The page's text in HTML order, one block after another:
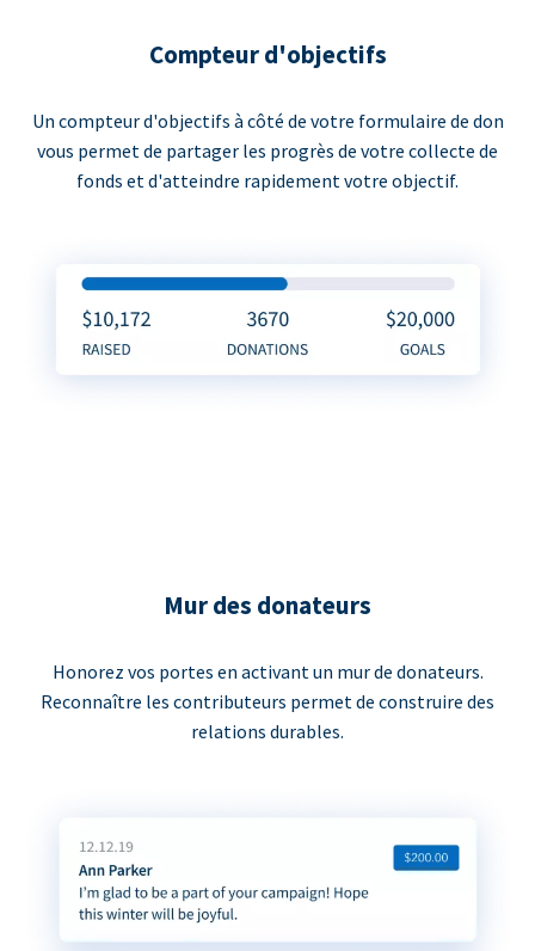
Compteur d'objectifs
Un compteur d'objectifs à côté de votre formulaire de don
vous permet de partager les progrès de votre collecte de
fonds et d'atteindre rapidement votre objectif.
Mur des donateurs
Honorez vos portes en activant un mur de donateurs.
Reconnaître les contributeurs permet de construire des
relations durables.